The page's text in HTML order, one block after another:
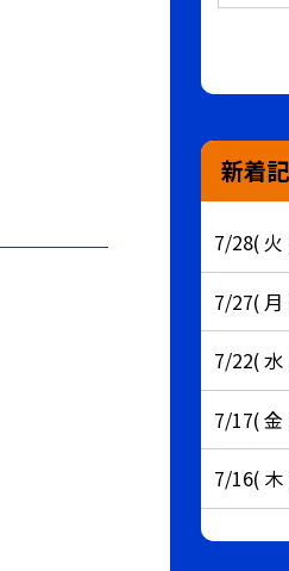
新着
7/28( 火
7/27( 月
7/22( 水
7/17( 金
7/16( 木